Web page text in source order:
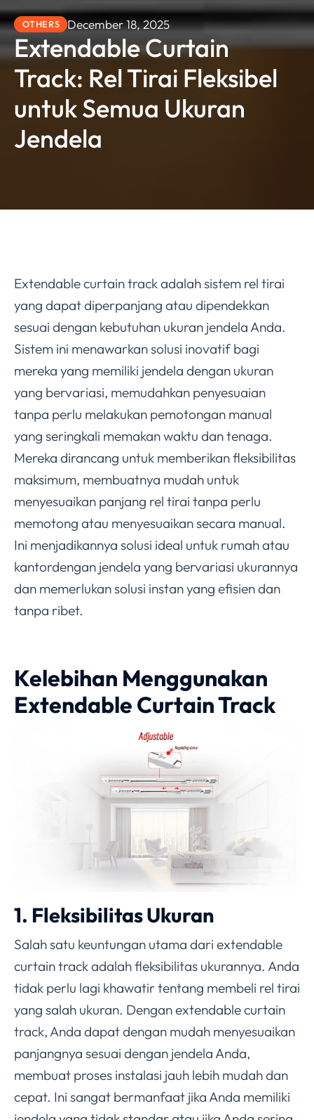
OTHERS December 18, 2025
Extendable Curtain
Track: Rel Tirai Fleksibel
untuk Semua Ukuran
Jendela
Extendable curtain track adalah sistem rel tirai
yang dapat diperpanjang atau dipendekkan
sesuai dengan kebutuhan ukuran jendela Anda.
Sistem ini menawarkan solusi inovatif bagi
mereka yang memiliki jendela dengan ukuran
yang bervariasi, memudahkan penyesuaian
tanpa perlu melakukan pemotongan manual
yang seringkali memakan waktu dan tenaga.
Mereka dirancang untuk memberikan fleksibilitas
maksimum, membuatnya mudah untuk
menyesuaikan panjang rel tirai tanpa perlu
memotong atau menyesuaikan secara manual.
Ini menjadikannya solusi ideal untuk rumah atau
kantordengan jendela yang bervariasi ukurannya
dan memerlukan solusi instan yang efisien dan
tanpa ribet.
Kelebihan Menggunakan
Extendable Curtain Track
1. Fleksibilitas Ukuran
Salah satu keuntungan utama dari extendable
curtain track adalah fleksibilitas ukurannya. Anda
tidak perlu lagi khawatir tentang membeli rel tirai
yang salah ukuran. Dengan extendable curtain
track, Anda dapat dengan mudah menyesuaikan
panjangnya sesuai dengan jendela Anda,
membuat proses instalasi jauh lebih mudah dan
cepat. Ini sangat bermanfaat jika Anda memiliki